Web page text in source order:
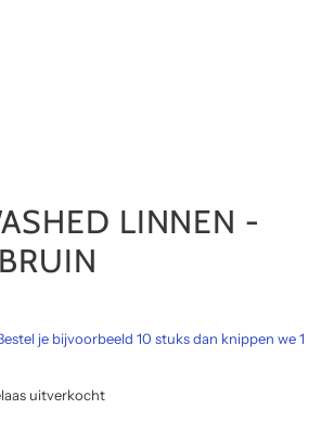
LINNEN -
je bijvoorbeeld 10 stuks dan knippen we 1
uitverkocht